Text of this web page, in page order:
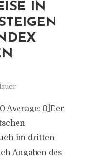
IN
Average: 0]Der
im dritten
Angaben des